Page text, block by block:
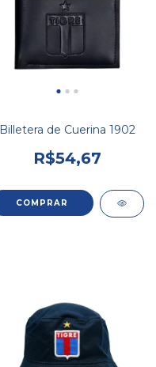
Billetera de Cuerina 1902
R$54,67